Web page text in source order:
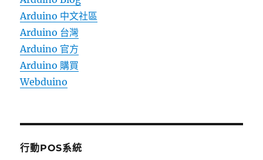
Arduino 中文社區
Arduino 台灣
Arduino 官方
Arduino 購買
Webduino
行動POS系統